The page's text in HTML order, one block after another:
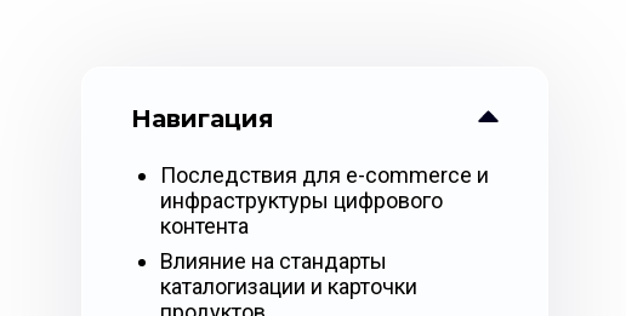
Навигация
Последствия для e-commerce и
инфраструктуры цифрового
контента
Влияние на стандарты
каталогизации и карточки